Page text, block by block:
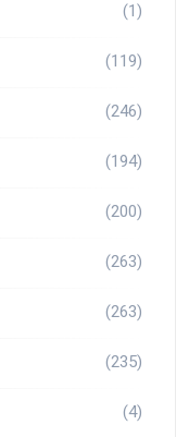
(1)
(119)
(246)
(194)
(200)
(263)
(263)
(235)
(4)